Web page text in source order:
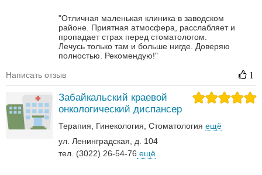
"Отличная маленькая клиника в заводском
районе. Приятная атмосфера, расслабляет и
пропадает страх перед стоматологом.
Лечусь только там и больше нигде. Доверяю
полностью. Рекомендую!"
Написать отзыв 1
Забайкальский краевой
онкологический диспансер
Терапия Гинекология Стоматология ещё
ул. Ленинградская, д. 104
тел. (3022) 26-54-76 ещё